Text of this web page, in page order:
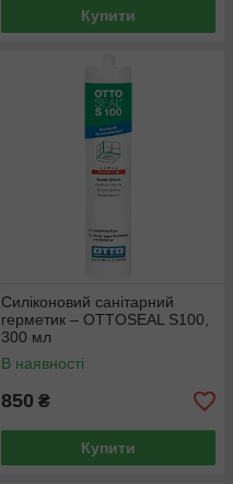
Купити
Силіконовий санітарний
герметик – OTTOSEAL S100,
300 мл
В наявності
850 ₴
Купити